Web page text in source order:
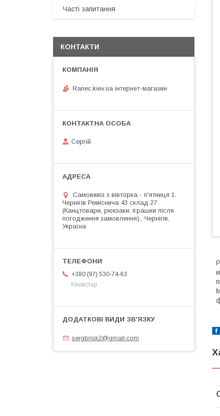
Часті запитання
КОНТАКТИ
Ranec.kiev.ua інтернет-магазин
Сергій
Самовивіз з вівторка - п'ятниця 1.
Чернігів Реміснича 43 склад 27
(Канцтовари, рюкзаки, іграшки після
погодження замовлення)., Чернігів,
Україна
+380 (97) 530-74-63
Киевстар
sergbrisk2@gmail.com